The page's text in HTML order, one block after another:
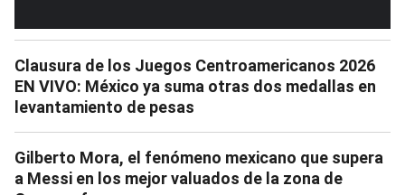
Clausura de los Juegos Centroamericanos 2026
EN VIVO: México ya suma otras dos medallas en
levantamiento de pesas
Gilberto Mora, el fenómeno mexicano que supera
a Messi en los mejor valuados de la zona de